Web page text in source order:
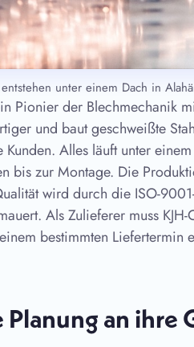
unter einem Dach in
Pionier der Blechmechanik
und baut geschweißte
Alles läuft unter
bis zur Montage. Die
wird durch die ISO-
Als Zulieferer muss
bestimmten Liefertermin
an ihre